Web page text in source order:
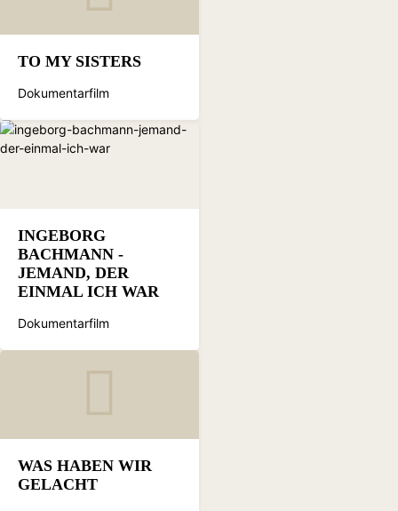
TO MY SISTERS
Dokumentarfilm
INGEBORG
BACHMANN -
JEMAND, DER
EINMAL ICH WAR
Dokumentarfilm
WAS HABEN WIR
GELACHT